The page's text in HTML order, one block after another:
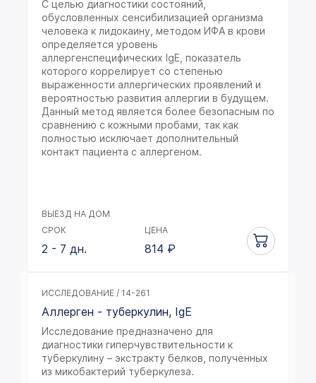
С целью диагностики состояний,
обусловленных сенсибилизацией организма
человека к лидокаину, методом ИФА в крови
определяется уровень
аллергенспецифических IgE, показатель
которого коррелирует со степенью
выраженности аллергических проявлений и
вероятностью развития аллергии в будущем.
Данный метод является более безопасным по
сравнению с кожными пробами, так как
полностью исключает дополнительный
контакт пациента с аллергеном.
ВЫЕЗД НА ДОМ
СРОК
2 - 7 дн.
ЦЕНА
814 ₽
ИССЛЕДОВАНИЕ / 14-261
Аллерген - туберкулин, IgE
Исследование предназначено для
диагностики гиперчувствительности к
туберкулину – экстракту белков, полученных
из микобактерий туберкулеза.